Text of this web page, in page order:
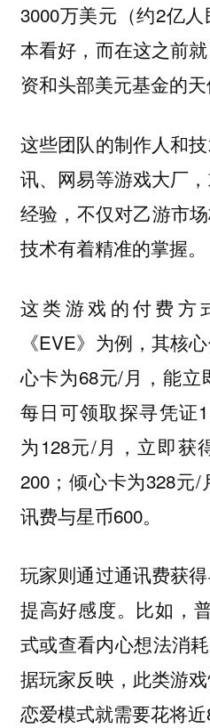
3000万美元（约2亿
本看好，而在这之前
资和头部美元基金的天
这些团队的制作人和
讯、网易等游戏大厂
经验，不仅对乙游市
技术有着精准的掌握。
这类游戏的付费方
《EVE》为例，其核
心卡为68元/月，能立
每日可领取探寻凭证
为128元/月，立即获
200；倾心卡为328元/
讯费与星币600。
玩家则通过通讯费获
提高好感度。比如，
式或查看内心想法消
据玩家反映，此类游
恋爱模式就需要花将近